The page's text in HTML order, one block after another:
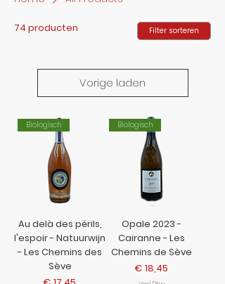
74 producten Filter sorteren
Vorige laden
Biologisch
Au delà des périls,
l'espoir - Natuurwijn
- Les Chemins des
Sève
Biologisch
Opale 2023 -
Cairanne - Les
Chemins de Sève
Prijs
€ 18,45